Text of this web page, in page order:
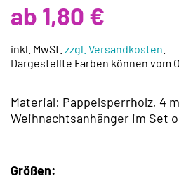
ab 1,80 €
inkl. MwSt. zzgl. Versandkosten
Dargestellte Farben können vom
Material: Pappelsperrholz, 4
Weihnachtsanhänger im Set
Größen: